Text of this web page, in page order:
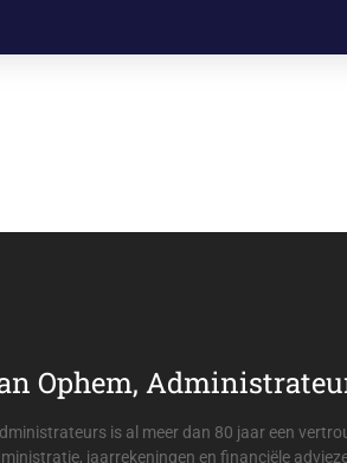
Ophem,
is al meer dan 80 jaar een
jaarrekeningen en financiële
de
is.
De boekhouding
van Ophem,